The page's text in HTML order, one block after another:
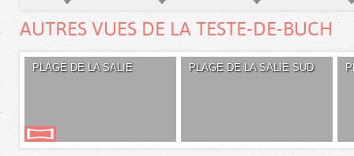
AUTRES VUES DE LA TESTE-DE-BUCH
PLAGE DE LA SALIE PLAGE DE LA SALIE SUD